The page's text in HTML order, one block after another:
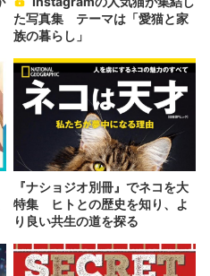
た写真集 テーマは「愛猫と家
族の暮らし」
『ナショジオ別冊』でネコを大
特集 ヒトとの歴史を知り、よ
り良い共生の道を探る